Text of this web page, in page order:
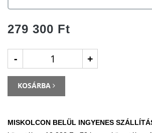
279 300 Ft
- +
KOSÁRBA
MISKOLCON BELÜL INGYENES